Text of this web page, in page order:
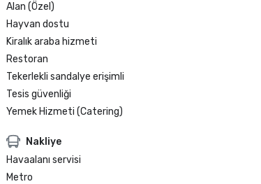
Alan (Özel)
Hayvan dostu
Kiralık araba hizmeti
Restoran
Tekerlekli sandalye erişimli
Tesis güvenliği
Yemek Hizmeti (Catering)
Nakliye
Havaalanı servisi
Metro